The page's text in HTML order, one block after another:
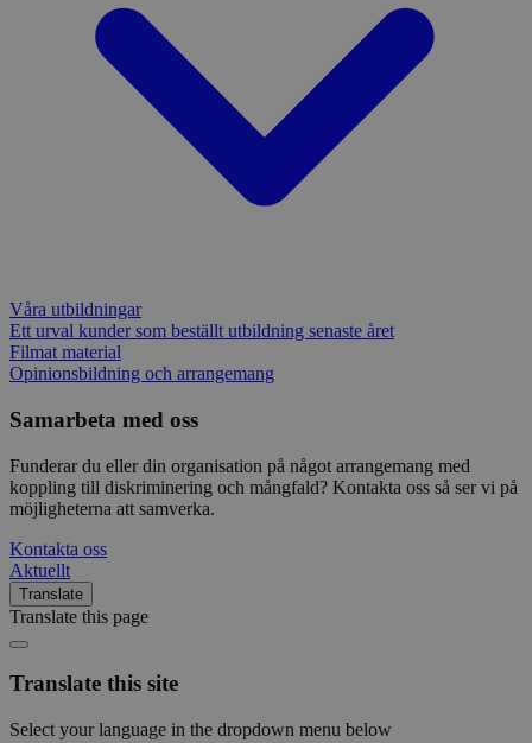
Våra utbildningar
Ett urval kunder som beställt utbildning senaste året
Filmat material
Opinionsbildning och arrangemang
Samarbeta med oss
Funderar du eller din organisation på något arrangemang med
koppling till diskriminering och mångfald? Kontakta oss så ser vi på
möjligheterna att samverka.
Kontakta oss
Aktuellt
Translate
Translate this page
Translate this site
Select your language in the dropdown menu below
_pk_id.31.6c2b norrbotten.rattighetscentrum.se